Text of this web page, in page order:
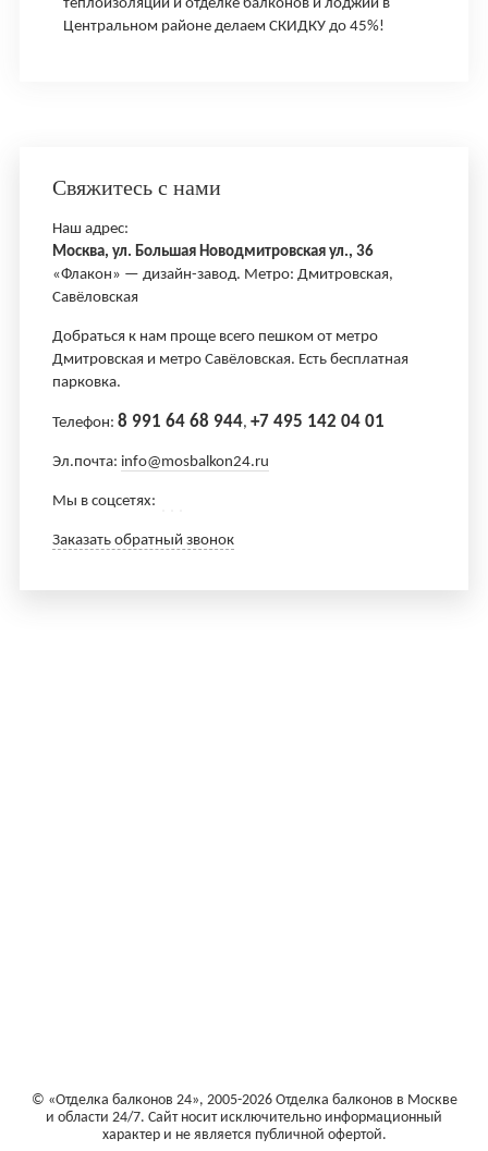
теплоизоляции и отделке балконов и лоджий в
Центральном районе делаем СКИДКУ до 45%!
Свяжитесь с нами
Наш адрес:
Москва, ул. Большая Новодмитровская ул., 36
«Флакон» — дизайн-завод. Метро: Дмитровская,
Савёловская
Добраться к нам проще всего пешком от метро
Дмитровская и метро Савёловская. Есть бесплатная
парковка.
Телефон: 8 991 64 68 944, +7 495 142 04 01
Эл.почта: info@mosbalkon24.ru
Мы в соцсетях:
Заказать обратный звонок
© «Отделка балконов 24», 2005-2026 Отделка балконов в Москве
и области 24/7. Сайт носит исключительно информационный
характер и не является публичной офертой.